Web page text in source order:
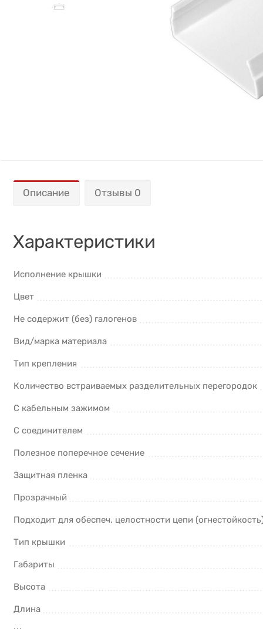
Описание Отзывы 0
Характеристики
Исполнение крышки
Цвет
Не содержит (без) галогенов
Вид/марка материала
Тип крепления
Количество встраиваемых разделительных перегородок
С кабельным зажимом
С соединителем
Полезное поперечное сечение
Защитная пленка
Прозрачный
Подходит для обеспеч. целостности цепи
Тип крышки
Габариты
Высота
Длина